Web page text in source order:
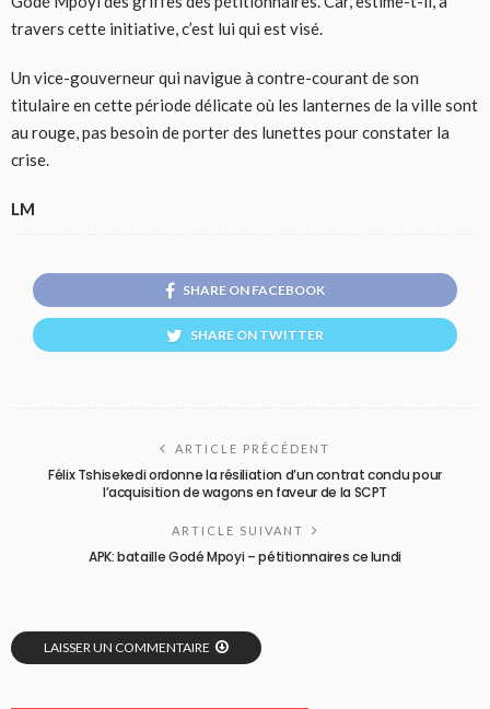
travers cette initiative, c’est lui qui est visé.
Un vice-gouverneur qui navigue à contre-courant de son
titulaire en cette période délicate où les lanternes de la ville sont
au rouge, pas besoin de porter des lunettes pour constater la
crise.
LM
SHARE ON FACEBOOK
SHARE ON TWITTER
ARTICLE PRÉCÉDENT
Félix Tshisekedi ordonne la résiliation d’un contrat conclu pour
l’acquisition de wagons en faveur de la SCPT
ARTICLE SUIVANT
APK: bataille Godé Mpoyi – pétitionnaires ce lundi
LAISSER UN COMMENTAIRE